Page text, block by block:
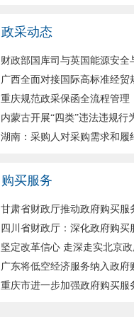
政采动态
财政部国库司与英国能源安全
广西全面对接国际高标准经贸
重庆规范政采保函全流程管理
内蒙古开展“四类”违法违规行
湖南：采购人对采购需求和履
购买服务
甘肃省财政厅推动政府购买服
四川省财政厅：深化政府购买
坚定改革信心 走深走实北京
广东将低空经济服务纳入政府
重庆市进一步加强政府购买服